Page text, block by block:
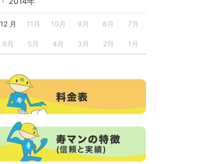
12 月 11月 10月 9月 8月 7月
6月 5月 4月 3月 2月 1月